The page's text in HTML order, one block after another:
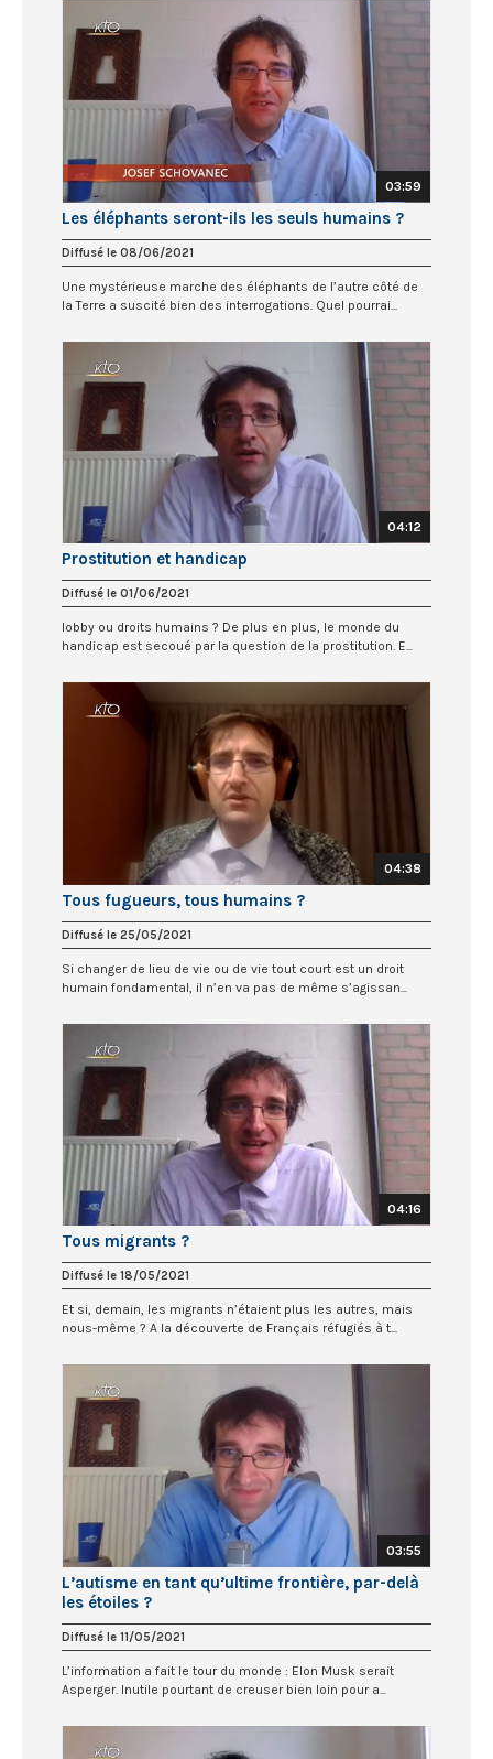
03:59
Les éléphants seront-ils les seuls humains ?
Diffusé le 08/06/2021
Une mystérieuse marche des éléphants de l’autre côté de
la Terre a suscité bien des interrogations. Quel pourrai...
04:12
Prostitution et handicap
Diffusé le 01/06/2021
lobby ou droits humains ? De plus en plus, le monde du
handicap est secoué par la question de la prostitution. E...
04:38
Tous fugueurs, tous humains ?
Diffusé le 25/05/2021
Si changer de lieu de vie ou de vie tout court est un droit
humain fondamental, il n’en va pas de même s’agissan...
04:16
Tous migrants ?
Diffusé le 18/05/2021
Et si, demain, les migrants n’étaient plus les autres, mais
nous-même ? A la découverte de Français réfugiés à t...
03:55
L’autisme en tant qu’ultime frontière, par-delà
les étoiles ?
Diffusé le 11/05/2021
L’information a fait le tour du monde : Elon Musk serait
Asperger. Inutile pourtant de creuser bien loin pour a...